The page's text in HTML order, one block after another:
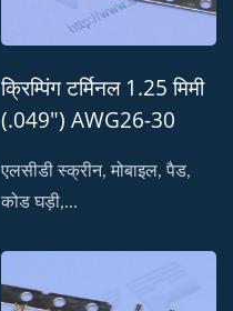
क्रिम्पिंग टर्मिनल 1.25 मिमी
(.049") AWG26-30
एलसीडी स्क्रीन, मोबाइल, पैड,
कोड घड़ी,...